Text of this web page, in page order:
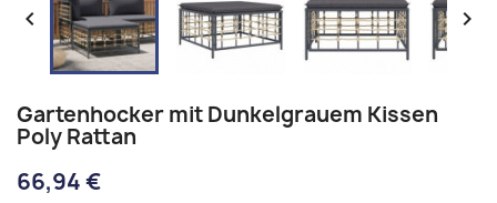
 
Gartenhocker mit Dunkelgrauem Kissen
Poly Rattan
66,94 €